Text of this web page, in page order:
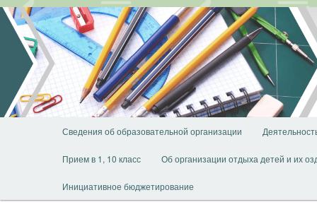
Перейти
основному
содержимому
Сведения об образовательной организации
Прием в 1, 10 класс Об организации отдыха детей и их
Инициативное бюджетирование